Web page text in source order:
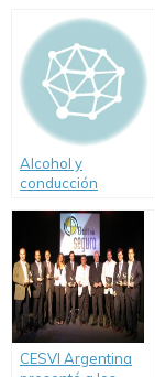
prevención vial.
Alcohol y
conducción
de fin de año
CESVI Argentina